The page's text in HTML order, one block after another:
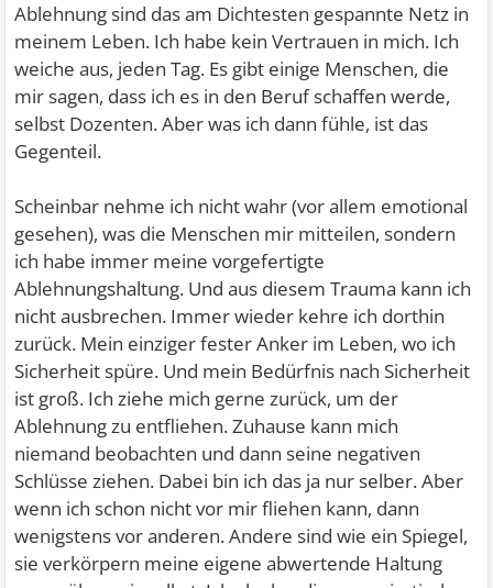
Ablehnung sind das am Dichtesten gespannte Netz in
meinem Leben. Ich habe kein Vertrauen in mich. Ich
weiche aus, jeden Tag. Es gibt einige Menschen, die
mir sagen, dass ich es in den Beruf schaffen werde,
selbst Dozenten. Aber was ich dann fühle, ist das
Gegenteil.
Scheinbar nehme ich nicht wahr (vor allem emotional
gesehen), was die Menschen mir mitteilen, sondern
ich habe immer meine vorgefertigte
Ablehnungshaltung. Und aus diesem Trauma kann ich
nicht ausbrechen. Immer wieder kehre ich dorthin
zurück. Mein einziger fester Anker im Leben, wo ich
Sicherheit spüre. Und mein Bedürfnis nach Sicherheit
ist groß. Ich ziehe mich gerne zurück, um der
Ablehnung zu entfliehen. Zuhause kann mich
niemand beobachten und dann seine negativen
Schlüsse ziehen. Dabei bin ich das ja nur selber. Aber
wenn ich schon nicht vor mir fliehen kann, dann
wenigstens vor anderen. Andere sind wie ein Spiegel,
sie verkörpern meine eigene abwertende Haltung